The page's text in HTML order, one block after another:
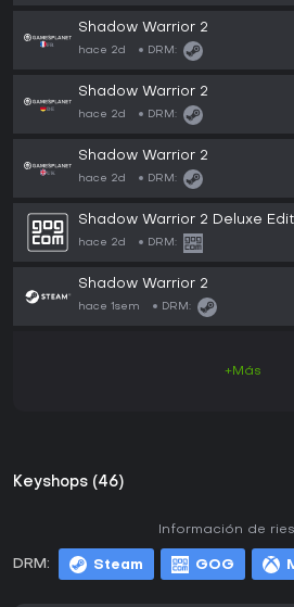
Shadow Warrior 2
hace 2d DRM:
Shadow Warrior 2
hace 2d DRM:
Shadow Warrior 2
hace 2d DRM:
Shadow Warrior 2 Deluxe
hace 2d DRM:
Shadow Warrior 2
hace 1sem DRM:
+Más
Keyshops (46)
DRM: Steam GOG
Información de